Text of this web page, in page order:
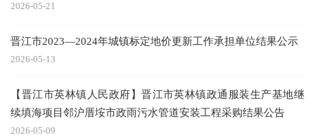
2026-05-21
晋江市2023—2024年城镇标定地价更新工作承担单位结果公示
2026-05-13
【晋江市英林镇人民政府】晋江市英林镇政通服装生产基地继
续填海项目邻沪厝垵市政雨污水管道安装工程采购结果公告
2026-05-09